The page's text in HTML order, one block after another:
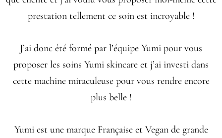
prestation tellement ce soin est incroyable !
J’ai donc été formé par l’équipe Yumi pour vous
proposer les soins Yumi skincare et j’ai investi dans
cette machine miraculeuse pour vous rendre encore
plus belle !
Yumi est une marque Française et Vegan de grande